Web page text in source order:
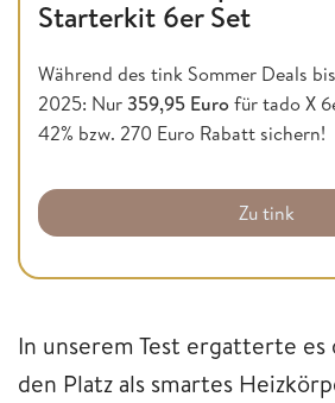
Starterkit 6er Set
Während des tink Sommer Deals
2025: Nur 359,95 Eurofür tado X
42% bzw. 270 Euro Rabatt sichern!
Zu tink
In unserem Test ergatterte
den Platz als smartes